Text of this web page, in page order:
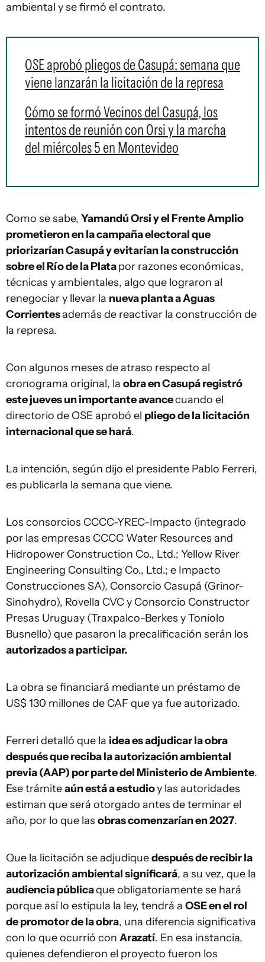
ambiental y se firmó el contrato.
OSE aprobó pliegos de Casupá: semana que
viene lanzarán la licitación de la represa
Cómo se formó Vecinos del Casupá, los
intentos de reunión con Orsi y la marcha
del miércoles 5 en Montevideo
Como se sabe, Yamandú Orsi y el Frente Amplio
prometieron en la campaña electoral que
priorizarían Casupá y evitarían la construcción
sobre el Río de la Platapor razones económicas,
técnicas y ambientales, algo que lograron al
renegociar y llevar la nueva planta a Aguas
Corrientesademás de reactivar la construcción de
la represa.
Con algunos meses de atraso respecto al
cronograma original, la obra en Casupá registró
este jueves un importante avancecuando el
directorio de OSE aprobó el pliego de la licitación
internacional que se hará.
La intención, según dijo el presidente Pablo Ferreri,
es publicarla la semana que viene.
Los consorcios CCCC-YREC-Impacto (integrado
por las empresas CCCC Water Resources and
Hidropower Construction Co., Ltd.; Yellow River
Engineering Consulting Co., Ltd.; e Impacto
Construcciones SA), Consorcio Casupá (Grinor-
Sinohydro), Rovella CVC y Consorcio Constructor
Presas Uruguay (Traxpalco-Berkes y Toniolo
Busnello) que pasaron la precalificación serán los
autorizados a participar.
La obra se financiará mediante un préstamo de
US$ 130 millones de CAF que ya fue autorizado.
Ferreri detalló que la idea es adjudicar la obra
después que reciba la autorización ambiental
previa (AAP) por parte del Ministerio de Ambiente.
Ese trámiteaún está a estudioy las autoridades
estiman que será otorgado antes de terminar el
año, por lo que las obras comenzarían en 2027.
Que la licitación se adjudiquedespués de recibir la
autorización ambiental significará, a su vez, que la
audiencia públicaque obligatoriamente se hará
porque así lo estipula la ley, tendrá a OSE en el rol
de promotor de la obra, una diferencia significativa
con lo que ocurrió con Arazatí. En esa instancia,
quienes defendieron el proyecto fueron los